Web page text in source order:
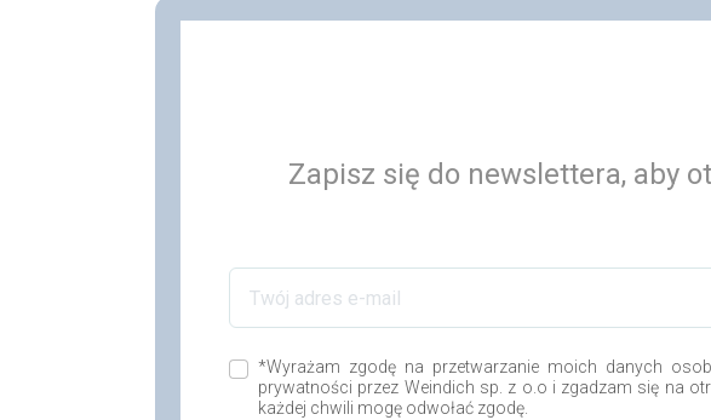
Zapisz się do newslettera, aby
*Wyrażam zgodę na przetwarzanie moich danych
prywatności przez Weindich sp. z o.o i zgadzam się na
każdej chwili mogę odwołać zgodę.